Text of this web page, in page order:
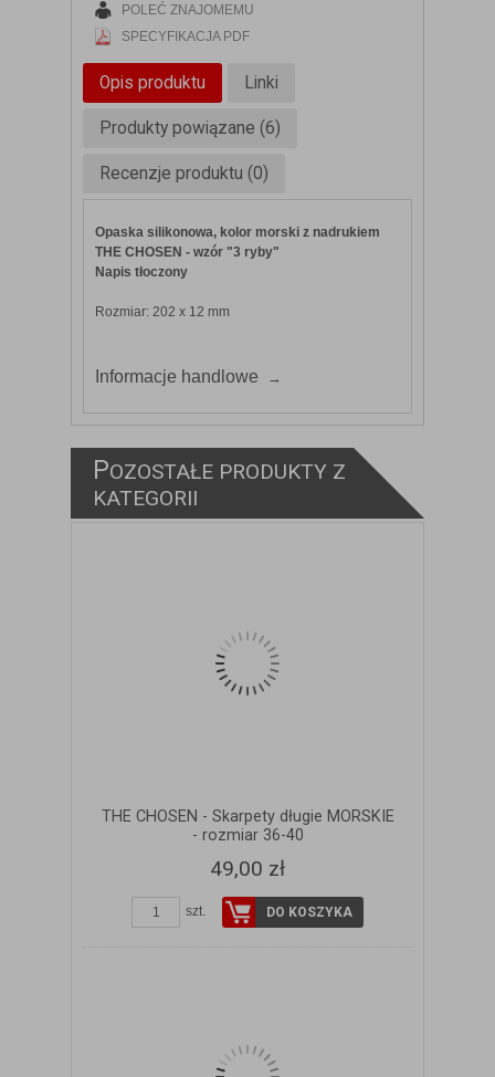
POLEĆ ZNAJOMEMU
SPECYFIKACJA PDF
Opis produktu Linki
Produkty powiązane (6)
Recenzje produktu (0)
Opaska silikonowa, kolor morski z nadrukiem
THE CHOSEN - wzór "3 ryby"
Napis tłoczony
Rozmiar: 202 x 12 mm
Informacje handlowe
POZOSTAŁE PRODUKTY Z
KATEGORII
THE CHOSEN - Skarpety długie MORSKIE
- rozmiar 36-40
49,00 zł
szt. DO KOSZYKA